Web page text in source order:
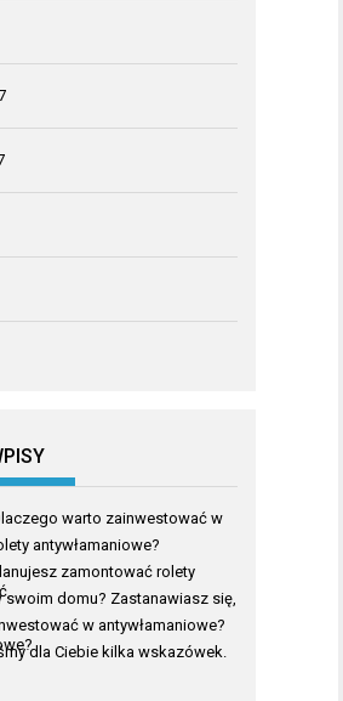
warto zainwestować w
antywłamaniowe?
zamontować rolety
swoim domu? Zastanawiasz się,
w antywłamaniowe?
dla Ciebie kilka wskazówek.